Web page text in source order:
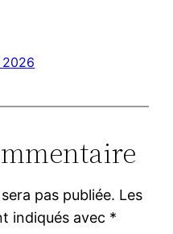
2026
pas publiée. Les
indiqués avec *